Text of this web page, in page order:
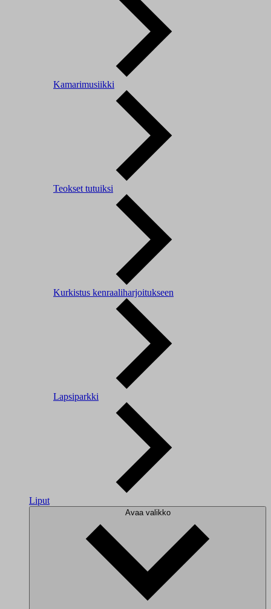
Kamarimusiikki
Teokset tutuiksi
Kurkistus kenraaliharjoitukseen
Lapsiparkki
Liput
Avaa valikko